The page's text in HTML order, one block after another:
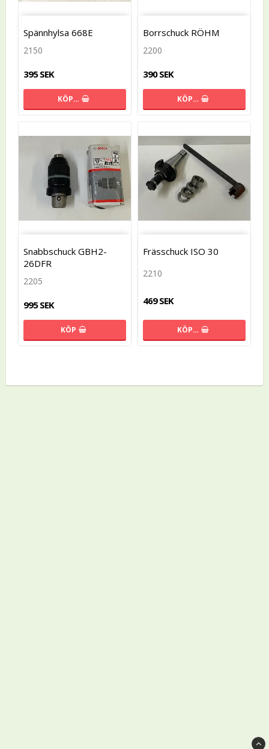
Spännhylsa 668E
2150
395 SEK
KÖP…
Borrschuck RÖHM
2200
390 SEK
KÖP…
Snabbschuck GBH2-
26DFR
2205
995 SEK
KÖP
Frässchuck ISO 30
2210
469 SEK
KÖP…